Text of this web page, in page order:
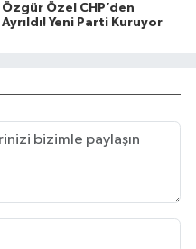
Özgür Özel CHP’den
Ayrıldı! Yeni Parti Kuruyor